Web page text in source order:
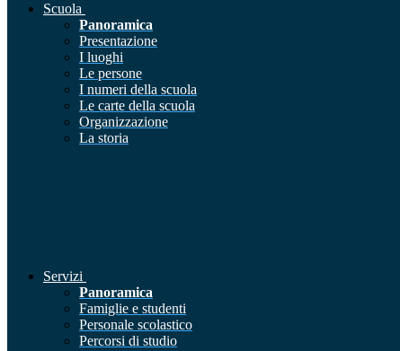
Scuola
Panoramica
Presentazione
I luoghi
Le persone
I numeri della scuola
Le carte della scuola
Organizzazione
La storia
Servizi
Panoramica
Famiglie e studenti
Personale scolastico
Percorsi di studio